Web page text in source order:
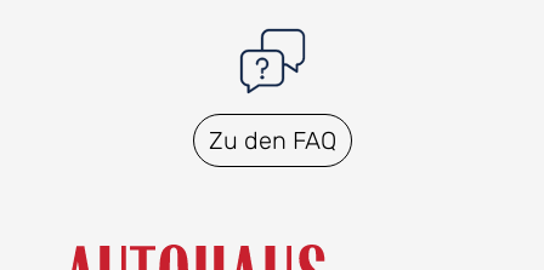
Zu den FAQ